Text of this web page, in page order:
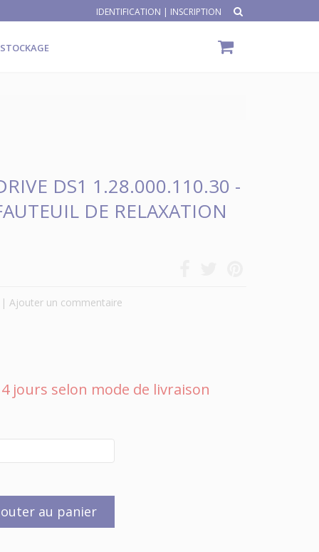
IDENTIFICATION | INSCRIPTION
DS1 1.28.000.110.30 -
DE RELAXATION
| Ajouter un commentaire
jours selon mode de livraison
au panier